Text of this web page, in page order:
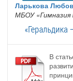
Ларькова
МБОУ
«Геральдика
В